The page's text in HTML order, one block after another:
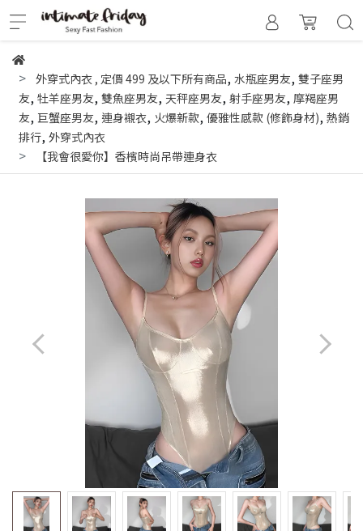
外穿式內衣 , 定價 499 及以下所有商品, 水瓶座男友, 雙子座男
友, 牡羊座男友, 雙魚座男友, 天秤座男友, 射手座男友, 摩羯座男
友, 巨蟹座男友, 連身襯衣, 火爆新款, 優雅性感款 (修飾身材), 熱銷
排行, 外穿式內衣
【我會很愛你】香檳時尚吊帶連身衣